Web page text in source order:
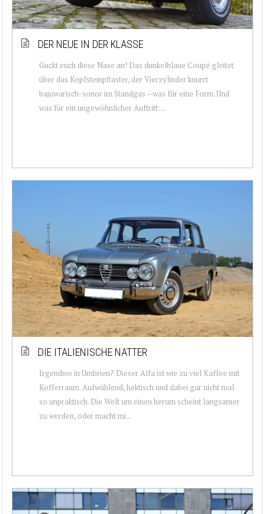
DER NEUE IN DER KLASSE
Guckt euch diese Nase an! Das dunkelblaue Coupé gleitet
über das Kopfsteinpflaster, der Vierzylinder knurrt
bajuwarisch-sonor im Standgas – was für eine Form. Und
was für ein ungewöhnlicher Auftritt:...
DIE ITALIENISCHE NATTER
Irgendwo in Umbrien? Dieser Alfa ist wie zu viel Kaffee mit
Kofferraum. Aufwühlend, hektisch und dabei gar nicht mal
so unpraktisch. Die Welt um einen herum scheint langsamer
zu werden, oder macht mi...